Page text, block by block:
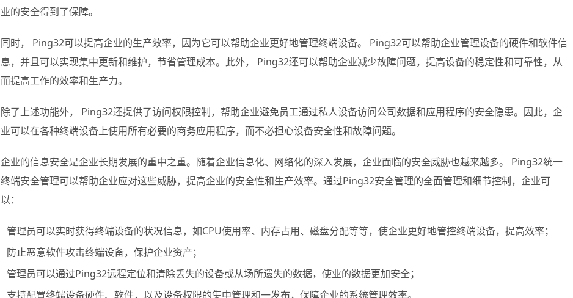
业的安全得到了保障。
同时， Ping32可以提高企业的生产效率，因为它可以帮助企业更好地管理终端设备。 Ping32可以帮助企业管理设备的硬件和软件信
息，并且可以实现集中更新和维护，节省管理成本。此外， Ping32还可以帮助企业减少故障问题，提高设备的稳定性和可靠性，从
而提高工作的效率和生产力。
除了上述功能外， Ping32还提供了访问权限控制，帮助企业避免员工通过私人设备访问公司数据和应用程序的安全隐患。因此，企
业可以在各种终端设备上使用所有必要的商务应用程序，而不必担心设备安全性和故障问题。
企业的信息安全是企业长期发展的重中之重。随着企业信息化、网络化的深入发展，企业面临的安全威胁也越来越多。 Ping32统一
终端安全管理可以帮助企业应对这些威胁，提高企业的安全性和生产效率。通过Ping32安全管理的全面管理和细节控制，企业可
以：
管理员可以实时获得终端设备的状况信息，如CPU使用率、内存占用、磁盘分配等等，使企业更好地管控终端设备，提高效率；
防止恶意软件攻击终端设备，保护企业资产；
管理员可以通过Ping32远程定位和清除丢失的设备或从场所遗失的数据，使业的数据更加安全；
支持配置终端设备硬件、软件，以及设备权限的集中管理和一发布，保障企业的系统管理效率。